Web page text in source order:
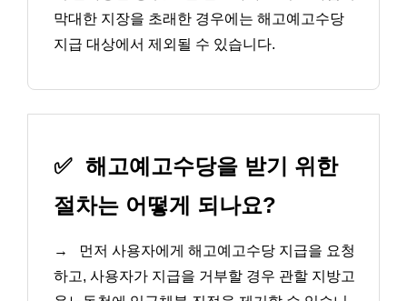
막대한 지장을 초래한 경우에는 해고예고수당
지급 대상에서 제외될 수 있습니다.
✅ 해고예고수당을 받기 위한
절차는 어떻게 되나요?
→
먼저 사용자에게 해고예고수당 지급을 요청
하고, 사용자가 지급을 거부할 경우 관할 지방고